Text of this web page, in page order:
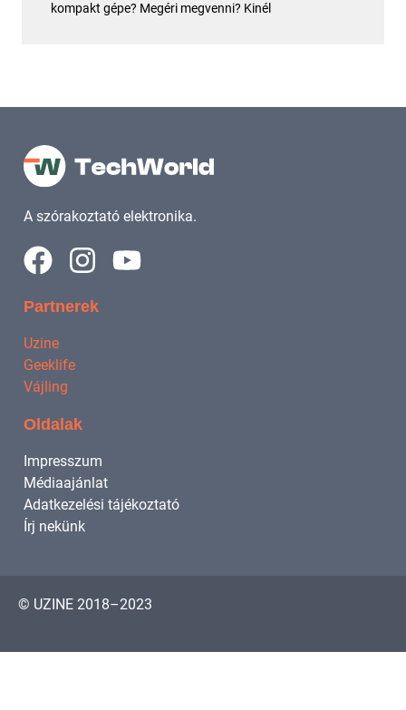
kompakt gépe? Megéri megvenni? Kinél
A szórakoztató elektronika.
Partnerek
Uzine
Geeklife
Vájling
Oldalak
Impresszum
Médiaajánlat
Adatkezelési tájékoztató
Írj nekünk
© UZINE 2018–2023